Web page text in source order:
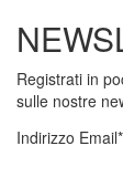
Registrati in
sulle nostre
Indirizzo